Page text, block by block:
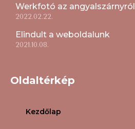
Werkfotó az angyalszárnyról
2022.02.22.
Elindult a weboldalunk
2021.10.08.
Oldaltérkép
Kezdőlap